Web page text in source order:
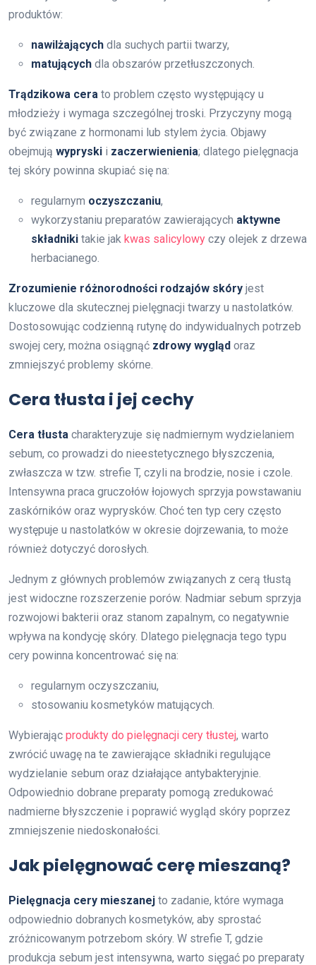
produktów:
nawilżających dla suchych partii twarzy,
matujących dla obszarów przetłuszczonych.
Trądzikowa cera to problem często występujący u
młodzieży i wymaga szczególnej troski. Przyczyny mogą
być związane z hormonami lub stylem życia. Objawy
obejmują wypryski i zaczerwienienia; dlatego pielęgnacja
tej skóry powinna skupiać się na:
regularnym oczyszczaniu,
wykorzystaniu preparatów zawierających aktywne
składniki takie jak kwas salicylowy czy olejek z drzewa
herbacianego.
Zrozumienie różnorodności rodzajów skóry jest
kluczowe dla skutecznej pielęgnacji twarzy u nastolatków.
Dostosowując codzienną rutynę do indywidualnych potrzeb
swojej cery, można osiągnąć zdrowy wygląd oraz
zmniejszyć problemy skórne.
Cera tłusta i jej cechy
Cera tłusta charakteryzuje się nadmiernym wydzielaniem
sebum, co prowadzi do nieestetycznego błyszczenia,
zwłaszcza w tzw. strefie T, czyli na brodzie, nosie i czole.
Intensywna praca gruczołów łojowych sprzyja powstawaniu
zaskórników oraz wyprysków. Choć ten typ cery często
występuje u nastolatków w okresie dojrzewania, to może
również dotyczyć dorosłych.
Jednym z głównych problemów związanych z cerą tłustą
jest widoczne rozszerzenie porów. Nadmiar sebum sprzyja
rozwojowi bakterii oraz stanom zapalnym, co negatywnie
wpływa na kondycję skóry. Dlatego pielęgnacja tego typu
cery powinna koncentrować się na:
regularnym oczyszczaniu,
stosowaniu kosmetyków matujących.
Wybierając produkty do pielęgnacji cery tłustej, warto
zwrócić uwagę na te zawierające składniki regulujące
wydzielanie sebum oraz działające antybakteryjnie.
Odpowiednio dobrane preparaty pomogą zredukować
nadmierne błyszczenie i poprawić wygląd skóry poprzez
zmniejszenie niedoskonałości.
Jak pielęgnować cerę mieszaną?
Pielęgnacja cery mieszanej to zadanie, które wymaga
odpowiednio dobranych kosmetyków, aby sprostać
zróżnicowanym potrzebom skóry. W strefie T, gdzie
produkcja sebum jest intensywna, warto sięgać po preparaty